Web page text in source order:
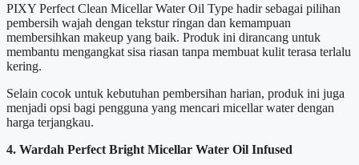
PIXY Perfect Clean Micellar Water Oil Type hadir sebagai pilihan
pembersih wajah dengan tekstur ringan dan kemampuan
membersihkan makeup yang baik. Produk ini dirancang untuk
membantu mengangkat sisa riasan tanpa membuat kulit terasa terlalu
kering.
Selain cocok untuk kebutuhan pembersihan harian, produk ini juga
menjadi opsi bagi pengguna yang mencari micellar water dengan
harga terjangkau.
4. Wardah Perfect Bright Micellar Water Oil Infused